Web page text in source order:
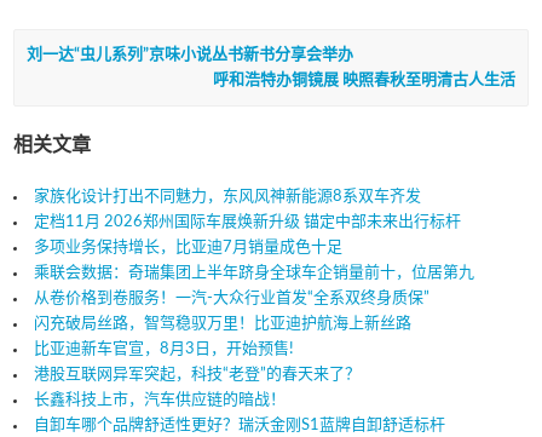
刘一达“虫儿系列”京味小说丛书新书分享会举办
呼和浩特办铜镜展 映照春秋至明清古人生活
相关文章
家族化设计打出不同魅力，东风风神新能源8系双车齐发
定档11月 2026郑州国际车展焕新升级 锚定中部未来出行标杆
多项业务保持增长，比亚迪7月销量成色十足
乘联会数据：奇瑞集团上半年跻身全球车企销量前十，位居第九
从卷价格到卷服务！一汽-大众行业首发“全系双终身质保”
闪充破局丝路，智驾稳驭万里！比亚迪护航海上新丝路
比亚迪新车官宣，8月3日，开始预售!
港股互联网异军突起，科技“老登”的春天来了？
长鑫科技上市，汽车供应链的暗战！
自卸车哪个品牌舒适性更好？瑞沃金刚S1蓝牌自卸舒适标杆